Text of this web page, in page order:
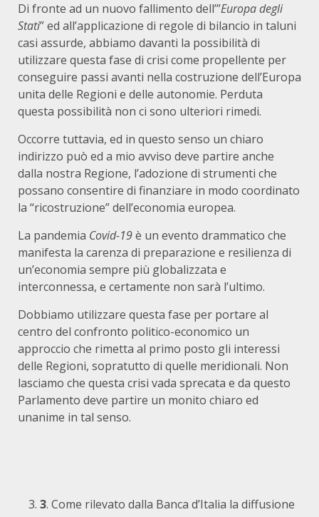
Di fronte ad un nuovo fallimento dell’”Europa degli
Stati” ed all’applicazione di regole di bilancio in taluni
casi assurde, abbiamo davanti la possibilità di
utilizzare questa fase di crisi come propellente per
conseguire passi avanti nella costruzione dell’Europa
unita delle Regioni e delle autonomie. Perduta
questa possibilità non ci sono ulteriori rimedi.
Occorre tuttavia, ed in questo senso un chiaro
indirizzo può ed a mio avviso deve partire anche
dalla nostra Regione, l’adozione di strumenti che
possano consentire di finanziare in modo coordinato
la “ricostruzione” dell’economia europea.
La pandemia Covid-19è un evento drammatico che
manifesta la carenza di preparazione e resilienza di
un’economia sempre più globalizzata e
interconnessa, e certamente non sarà l’ultimo.
Dobbiamo utilizzare questa fase per portare al
centro del confronto politico-economico un
approccio che rimetta al primo posto gli interessi
delle Regioni, sopratutto di quelle meridionali. Non
lasciamo che questa crisi vada sprecata e da questo
Parlamento deve partire un monito chiaro ed
unanime in tal senso.
3. Come rilevato dalla Banca d’Italia la diffusione